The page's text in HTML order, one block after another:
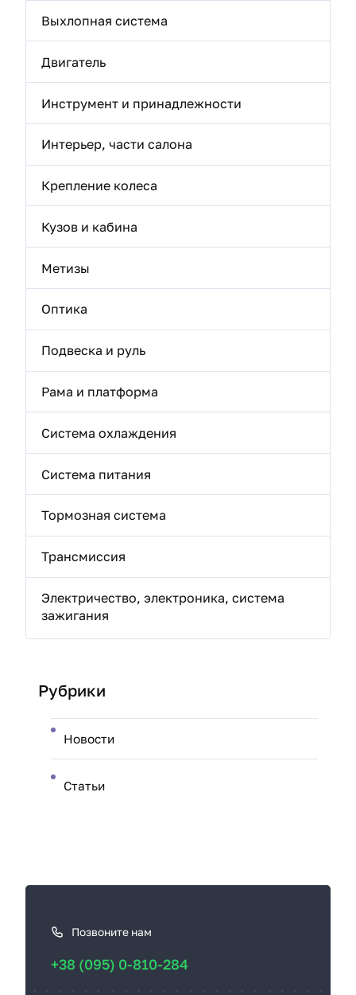
Выхлопная система
Двигатель
Инструмент и принадлежности
Интерьер, части салона
Крепление колеса
Кузов и кабина
Метизы
Оптика
Подвеска и руль
Рама и платформа
Система охлаждения
Система питания
Тормозная система
Трансмиссия
Электричество, электроника, система
зажигания
Рубрики
Новости
Статьи
Позвоните нам
+38 (095) 0-810-284